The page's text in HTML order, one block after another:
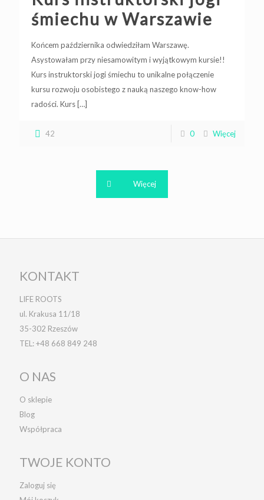
śmiechu w Warszawie
Końcem października odwiedziłam Warszawę.
Asystowałam przy niesamowitym i wyjątkowym kursie!!
Kurs instruktorski jogi śmiechu to unikalne połączenie
kursu rozwoju osobistego z nauką naszego know-how
radości. Kurs […]
42 0 Więcej
Więcej
KONTAKT
LIFE ROOTS
ul. Krakusa 11/18
35-302 Rzeszów
TEL:+48 668 849 248
O NAS
O sklepie
Blog
Współpraca
TWOJE KONTO
Zaloguj się